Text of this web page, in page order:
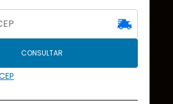
CONSULTAR